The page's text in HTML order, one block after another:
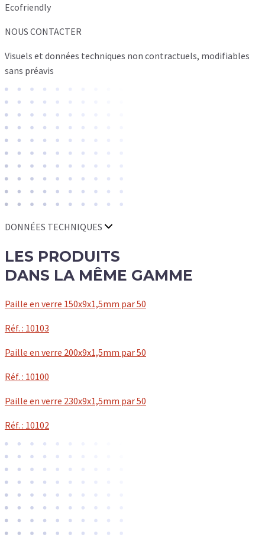
Ecofriendly
NOUS CONTACTER
Visuels et données techniques non contractuels, modifiables
sans préavis
DONNÉES TECHNIQUES
LES PRODUITS
DANS LA MÊME GAMME
Paille en verre 150x9x1,5mm par 50
Réf. : 10103
Paille en verre 200x9x1,5mm par 50
Réf. : 10100
Paille en verre 230x9x1,5mm par 50
Réf. : 10102